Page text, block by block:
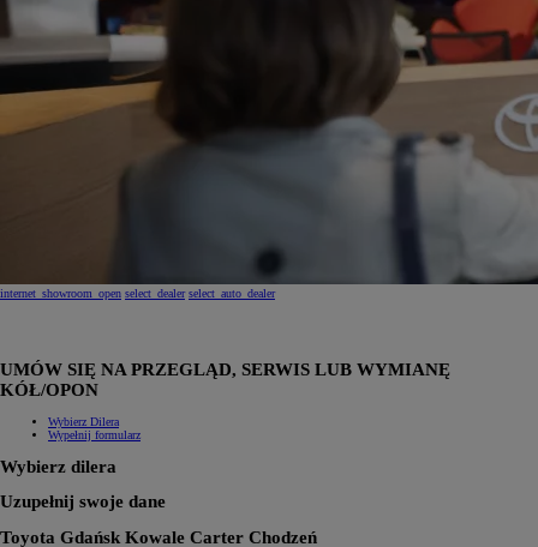
internet_showroom_open select_dealer select_auto_dealer
UMÓW SIĘ NA PRZEGLĄD, SERWIS LUB WYMIANĘ
KÓŁ/OPON
Wybierz Dilera
Wypełnij formularz
Wybierz dilera
Uzupełnij swoje dane
Toyota Gdańsk Kowale Carter Chodzeń